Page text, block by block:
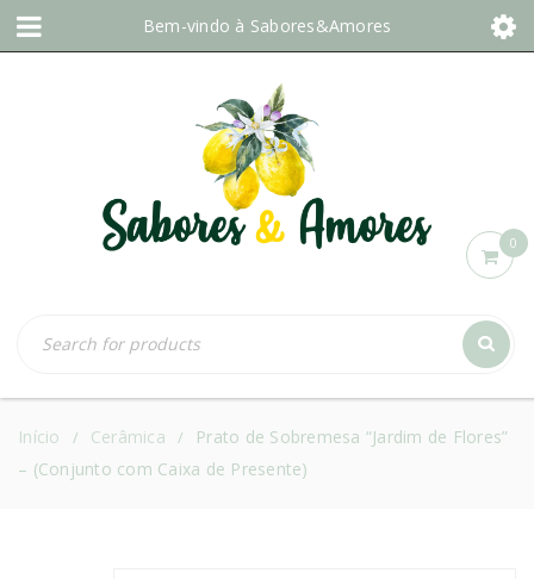
Bem-vindo à Sabores&Amores
0
Início / Cerâmica /
Prato de Sobremesa “Jardim de Flores”
– (Conjunto com Caixa de Presente)